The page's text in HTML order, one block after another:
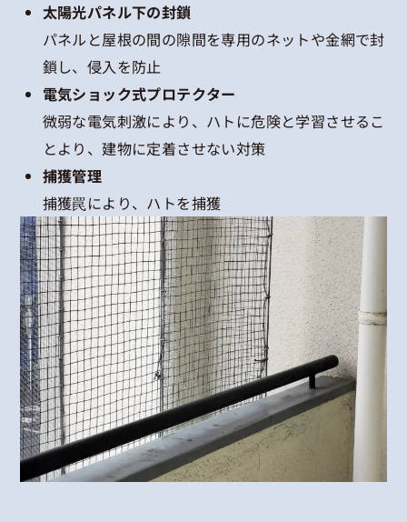
太陽光パネル下の封鎖
パネルと屋根の間の隙間を専用のネットや金網で封
鎖し、侵入を防止
電気ショック式プロテクター
微弱な電気刺激により、ハトに危険と学習させるこ
とより、建物に定着させない対策
捕獲管理
捕獲罠により、ハトを捕獲